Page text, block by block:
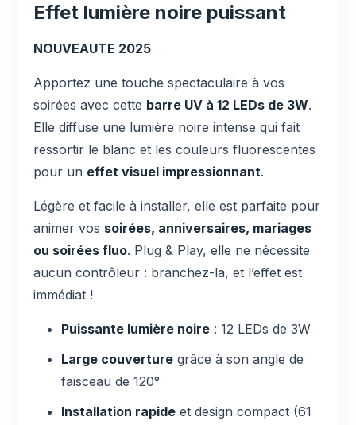
Effet lumière noire puissant
NOUVEAUTE 2025
Apportez une touche spectaculaire à vos
soirées avec cette barre UV à 12 LEDs de 3W.
Elle diffuse une lumière noire intense qui fait
ressortir le blanc et les couleurs fluorescentes
pour un effet visuel impressionnant.
Légère et facile à installer, elle est parfaite pour
animer vos soirées, anniversaires, mariages
ou soirées fluo. Plug & Play, elle ne nécessite
aucun contrôleur : branchez-la, et l’effet est
immédiat !
Puissante lumière noire : 12 LEDs de 3W
Large couverture grâce à son angle de
faisceau de 120°
Installation rapide et design compact (61